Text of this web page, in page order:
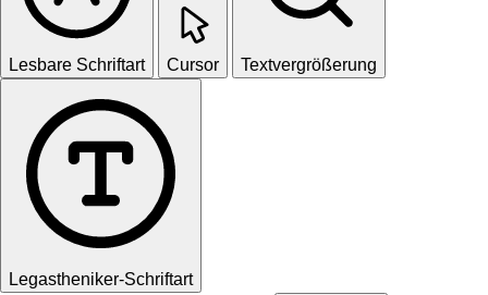
Lesbare Schriftart Cursor Textvergrößerung
Legastheniker-Schriftart